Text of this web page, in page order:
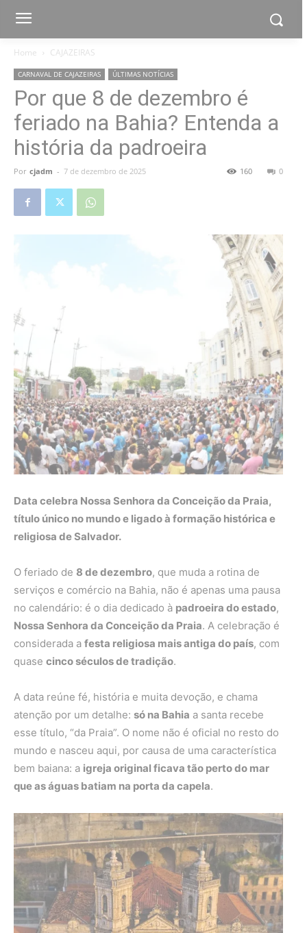
Home CAJAZEIRAS
CARNAVAL DE CAJAZEIRAS ÚLTIMAS NOTÍCIAS
Por que 8 de dezembro é
feriado na Bahia? Entenda a
história da padroeira
Por cjadm - 7 de dezembro de 2025 0
160
Data celebra Nossa Senhora da Conceição da Praia,
título único no mundo e ligado à formação histórica e
religiosa de Salvador.
O feriado de 8 de dezembro, que muda a rotina de
serviços e comércio na Bahia, não é apenas uma pausa
no calendário: é o dia dedicado à padroeira do estado,
Nossa Senhora da Conceição da Praia. A celebração é
considerada a festa religiosa mais antiga do país, com
quase cinco séculos de tradição.
A data reúne fé, história e muita devoção, e chama
atenção por um detalhe: só na Bahia a santa recebe
esse título, “da Praia”. O nome não é oficial no resto do
mundo e nasceu aqui, por causa de uma característica
bem baiana: a igreja original ficava tão perto do mar
que as águas batiam na porta da capela.